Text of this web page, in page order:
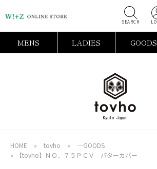
MENS LADIES GOODS
HOME » tovho »
―GOODS
»
【tovho】ＮＯ．７５ＰＣＶ パターカバー